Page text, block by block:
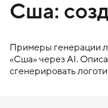
Сша:
Примеры генерации
«Сша» через AI.
сгенерировать